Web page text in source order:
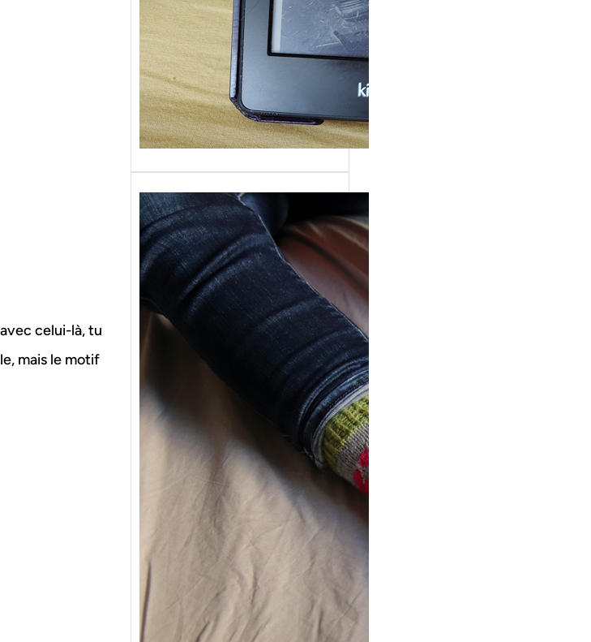
avec celui-là, tu
mais le motif
{Tricot} Flower
power socks
Ce patron a été
initialement créé pour les
membres de…